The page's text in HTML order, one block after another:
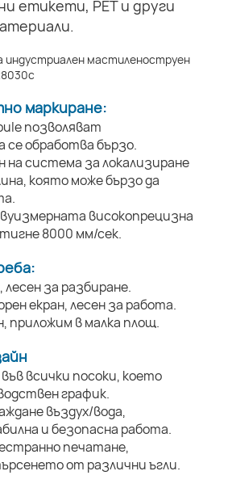
етикети, PET и други
маркиране:
позволяват
обработва бързо.
на система за локализиране
която може бързо да
високопрецизна
8000 мм/сек.
за разбиране.
екран, лесен за работа.
приложим в малка площ.
всички посоки, което
график.
въздух/вода,
и безопасна работа.
печатане,
от различни ъгли.